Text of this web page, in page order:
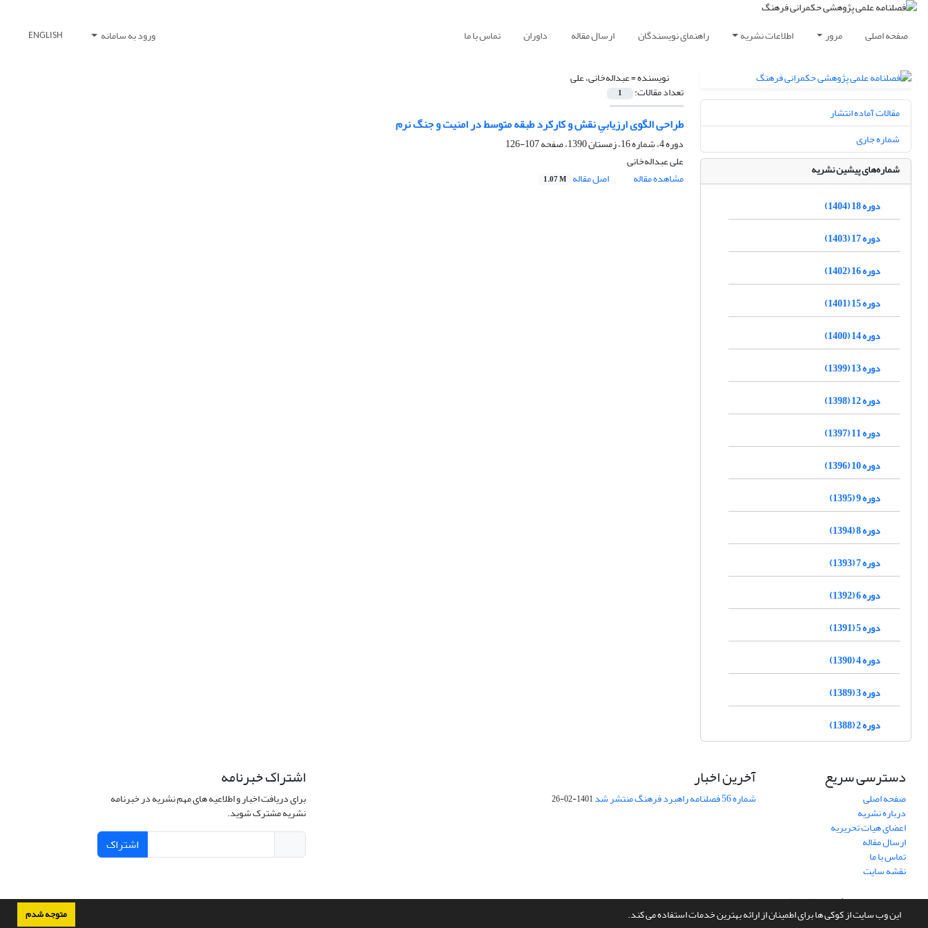
این وب سایت از کوکی ها برای اطمینان از ارائه بهترین خدمات استفاده می کند. متوجه شدم
صفحه اصلی مرور اطلاعات نشریه راهنمای نویسندگان ارسال مقاله داوران تماس با ما ورود به سامانه ENGLISH
نویسنده =عبداله‌خانی، علی
تعداد مقالات: 1
طراحی الگوی ارزیابیِ نقش و کارکرد طبقه متوسط در امنیت و جنگ نرم
دوره 4، شماره 16، زمستان 1390، صفحه
107-126
علی عبداله‌خانی
مشاهده مقاله
اصل مقاله 1.07 M
مقالات آماده انتشار
شماره جاری
شماره‌های پیشین نشریه
دوره 18 (1404)
دوره 17 (1403)
دوره 16 (1402)
دوره 15 (1401)
دوره 14 (1400)
دوره 13 (1399)
دوره 12 (1398)
دوره 11 (1397)
دوره 10 (1396)
دوره 9 (1395)
دوره 8 (1394)
دوره 7 (1393)
دوره 6 (1392)
دوره 5 (1391)
دوره 4 (1390)
دوره 3 (1389)
دوره 2 (1388)
دسترسی سریع
صفحه اصلی
درباره نشریه
اعضای هیات تحریریه
ارسال مقاله
تماس با ما
نقشه سایت
آخرین اخبار
شماره 56 فصلنامه راهبرد فرهنگ منتشر شد 1401-02-26
اشتراک خبرنامه
برای دریافت اخبار و اطلاعیه های مهم نشریه در خبرنامه
نشریه مشترک شوید.
اشتراک
سامانه مدیریت نشریات علمی.طراحی و پیاده سازی ازسیناوب